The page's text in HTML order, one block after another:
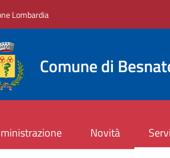
Lombardia
Comune di
Novità